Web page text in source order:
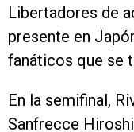
Libertadores de
presente en
fanáticos que se
En la semifinal,
Sanfrecce